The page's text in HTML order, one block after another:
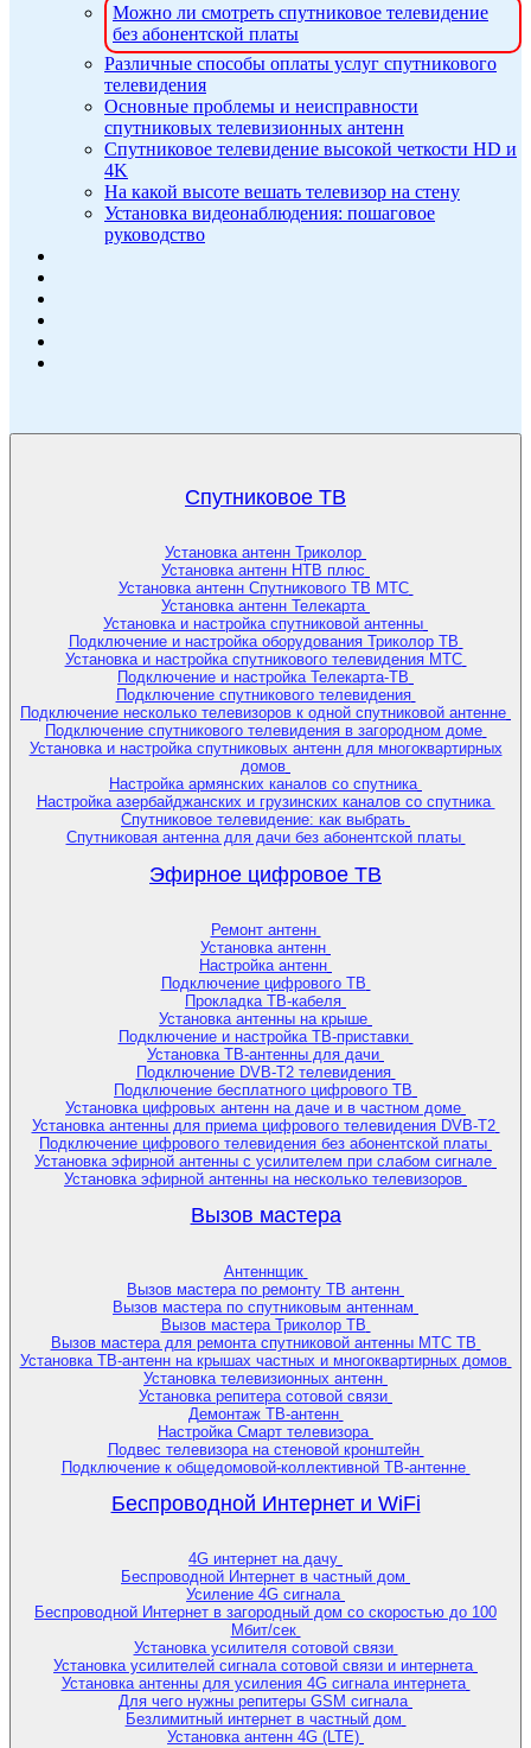
Можно ли смотреть спутниковое телевидение
без абонентской платы
Различные способы оплаты услуг спутникового
телевидения
Основные проблемы и неисправности
спутниковых телевизионных антенн
Спутниковое телевидение высокой четкости HD и
4K
На какой высоте вешать телевизор на стену
Установка видеонаблюдения: пошаговое
руководство
Спутниковое ТВ
Установка антенн Триколор
Установка антенн НТВ плюс
Установка антенн Спутникового ТВ МТС
Установка антенн Телекарта
Установка и настройка спутниковой антенны
Подключение и настройка оборудования Триколор ТВ
Установка и настройка спутникового телевидения МТС
Подключение и настройка Телекарта-ТВ
Подключение спутникового телевидения
Подключение несколько телевизоров к одной спутниковой антенне
Подключение спутникового телевидения в загородном доме
Установка и настройка спутниковых антенн для многоквартирных
домов
Настройка армянских каналов со спутника
Настройка азербайджанских и грузинских каналов со спутника
Спутниковое телевидение: как выбрать
Спутниковая антенна для дачи без абонентской платы
Эфирное цифровое ТВ
Ремонт антенн
Установка антенн
Настройка антенн
Подключение цифрового ТВ
Прокладка ТВ-кабеля
Установка антенны на крыше
Подключение и настройка ТВ-приставки
Установка ТВ-антенны для дачи
Подключение DVB-T2 телевидения
Подключение бесплатного цифрового ТВ
Установка цифровых антенн на даче и в частном доме
Установка антенны для приема цифрового телевидения DVB-T2
Подключение цифрового телевидения без абонентской платы
Установка эфирной антенны с усилителем при слабом сигнале
Установка эфирной антенны на несколько телевизоров
Вызов мастера
Антеннщик
Вызов мастера по ремонту ТВ антенн
Вызов мастера по спутниковым антеннам
Вызов мастера Триколор ТВ
Вызов мастера для ремонта спутниковой антенны МТС ТВ
Установка ТВ-антенн на крышах частных и многоквартирных домов
Установка телевизионных антенн
Установка репитера сотовой связи
Демонтаж ТВ-антенн
Настройка Смарт телевизора
Подвес телевизора на стеновой кронштейн
Подключение к общедомовой-коллективной ТВ-антенне
Беспроводной Интернет и WiFi
4G интернет на дачу
Беспроводной Интернет в частный дом
Усиление 4G сигнала
Беспроводной Интернет в загородный дом со скоростью до 100
Мбит/сек
Установка усилителя сотовой связи
Установка усилителей сигнала сотовой связи и интернета
Установка антенны для усиления 4G сигнала интернета
Для чего нужны репитеры GSM сигнала
Безлимитный интернет в частный дом
Установка антенн 4G (LTE)